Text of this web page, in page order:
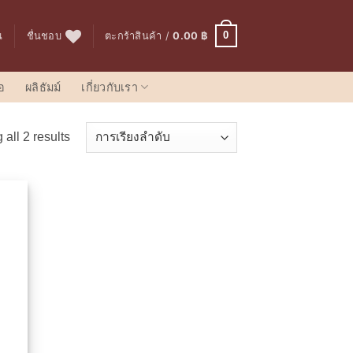
ชื่นชอบ ตะกร้าสินค้า /0.00 ฿ 0
ผลิธัมม์ เกี่ยวกับเรา
all 2 results